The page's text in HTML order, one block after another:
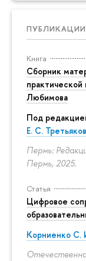
ПУБЛИКАЦИИ
Книга
Сборник
Любимова
Под
Е. С.
Пермь:
Пермь, 2025.
Статья
Цифровое
Корниенко С.